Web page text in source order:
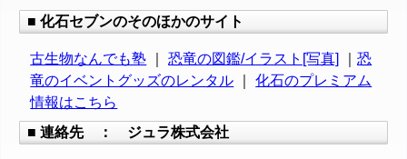
■ 化石セブンのそのほかのサイト
古生物なんでも塾 ｜恐竜の図鑑/イラスト[写真] ｜恐
竜のイベントグッズのレンタル ｜化石のプレミアム
情報はこちら
■ 連絡先 ： ジュラ株式会社